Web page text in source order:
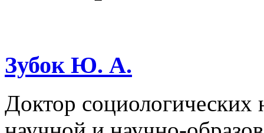
Зубок Ю. А.
Доктор социологических